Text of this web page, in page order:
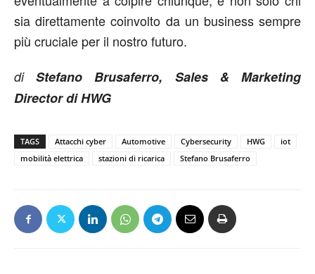
sia direttamente coinvolto da un business sempre
più cruciale per il nostro futuro.
diStefano Brusaferro, Sales & Marketing
Director di HWG
TAGS Attacchi cyber Automotive Cybersecurity HWG
iot
mobilità elettrica
stazioni di ricarica Stefano Brusaferro